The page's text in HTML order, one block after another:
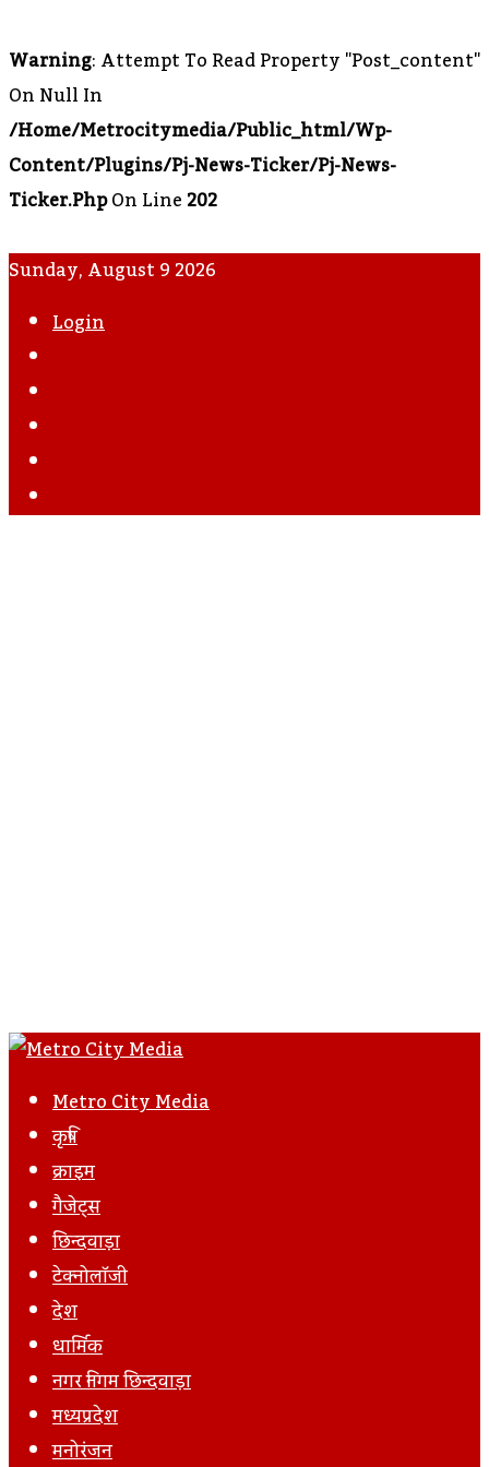
Warning: Attempt To Read Property "post_content"
On Null In
/home/metrocitymedia/public_html/wp-
Content/plugins/pj-News-Ticker/pj-News-
Ticker.phpOn Line202
Sunday, August 9 2026
Login
Metro City Media
कृषि
क्राइम
गैजेट्स
छिन्दवाड़ा
टेक्नोलॉजी
देश
धार्मिक
नगर निगम छिन्दवाड़ा
मध्यप्रदेश
मनोरंजन